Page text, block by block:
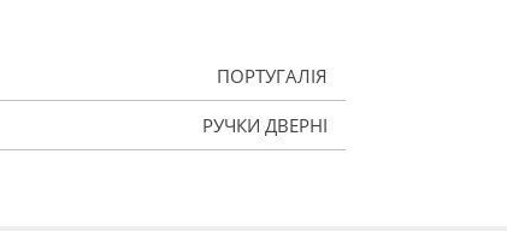
ПОРТУГАЛІЯ
РУЧКИ ДВЕРНІ